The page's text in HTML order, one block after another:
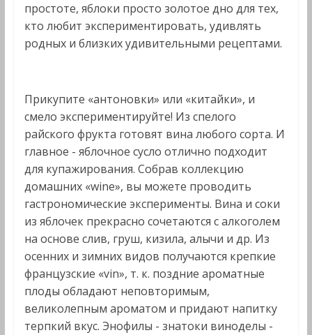
простоте, яблоки просто золотое дно для тех,
кто любит экспериментировать, удивлять
родных и близких удивительными рецептами.
Прикупите «антоновки» или «китайки», и
смело экспериментируйте! Из спелого
райского фрукта готовят вина любого сорта. И
главное - яблочное сусло отлично подходит
для купажирования. Собрав коллекцию
домашних «wine», вы можете проводить
гастрономические эксперименты. Вина и соки
из яблочек прекрасно сочетаются с алкоголем
на основе слив, груш, кизила, алычи и др. Из
осенних и зимних видов получаются крепкие
французские «vin», т. к. поздние ароматные
плоды обладают неповторимым,
великолепным ароматом и придают напитку
терпкий вкус. Энофилы - знатоки виноделы -